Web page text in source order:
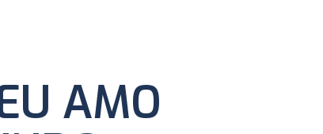
AMO